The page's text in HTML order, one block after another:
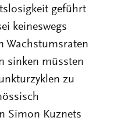
geführt
keineswegs
Wachstumsraten
sinken müssten
zu
Simon Kuznets